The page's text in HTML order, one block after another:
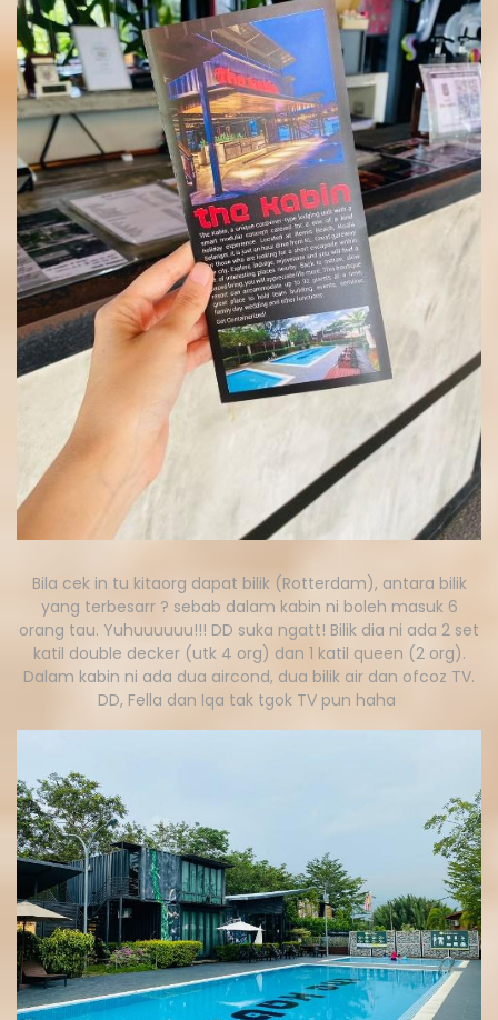
Bila cek in tu kitaorg dapat bilik (Rotterdam), antara bilik
yang terbesarr ? sebab dalam kabin ni boleh masuk 6
orang tau. Yuhuuuuuu!!! DD suka ngatt! Bilik dia ni ada 2 set
katil double decker (utk 4 org) dan 1 katil queen (2 org).
Dalam kabin ni ada dua aircond, dua bilik air dan ofcoz TV.
DD, Fella dan Iqa tak tgok TV pun haha